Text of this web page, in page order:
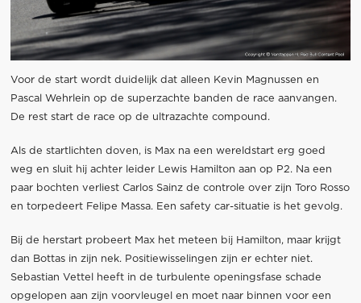
Voor de start wordt duidelijk dat alleen Kevin Magnussen en
Pascal Wehrlein op de superzachte banden de race aanvangen.
De rest start de race op de ultrazachte compound.
Als de startlichten doven, is Max na een wereldstart erg goed
weg en sluit hij achter leider Lewis Hamilton aan op P2. Na een
paar bochten verliest Carlos Sainz de controle over zijn Toro Rosso
en torpedeert Felipe Massa. Een safety car-situatie is het gevolg.
Bij de herstart probeert Max het meteen bij Hamilton, maar krijgt
dan Bottas in zijn nek. Positiewisselingen zijn er echter niet.
Sebastian Vettel heeft in de turbulente openingsfase schade
opgelopen aan zijn voorvleugel en moet naar binnen voor een